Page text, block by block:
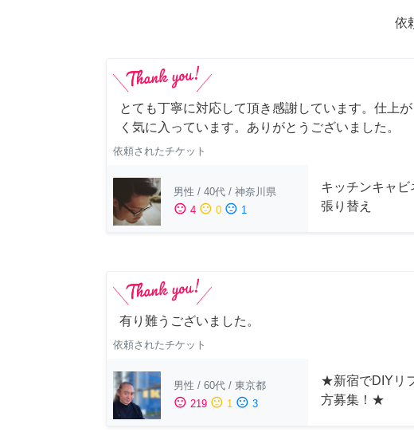
依
とても丁寧に対応して頂き感謝しています。仕上
く気に入っています。ありがとうございました。
依頼されたチケット
男性 / 40代 / 神奈川県
sentiment_satisfied 4 sentiment_neutral 0 sentiment_dissatisfied 1
キッチンキャビ
張り替え
有り難うございました。
依頼されたチケット
男性 / 60代 / 東京都
sentiment_satisfied 219 sentiment_neutral 1 sentiment_dissatisfied 3
★新宿でDIYリ
方募集！★